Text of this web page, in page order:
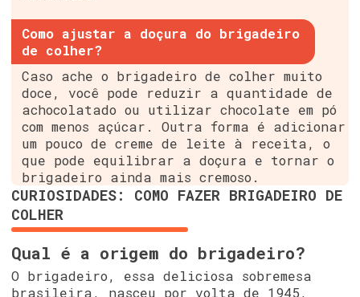
Como ajustar a doçura do brigadeiro
de colher?
Caso ache o brigadeiro de colher muito
doce, você pode reduzir a quantidade de
achocolatado ou utilizar chocolate em pó
com menos açúcar. Outra forma é adicionar
um pouco de creme de leite à receita, o
que pode equilibrar a doçura e tornar o
brigadeiro ainda mais cremoso.
CURIOSIDADES: COMO FAZER BRIGADEIRO DE
COLHER
Qual é a origem do brigadeiro?
O brigadeiro, essa deliciosa sobremesa
brasileira, nasceu por volta de 1945,